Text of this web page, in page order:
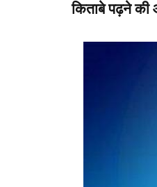
किताबे पढ़ने